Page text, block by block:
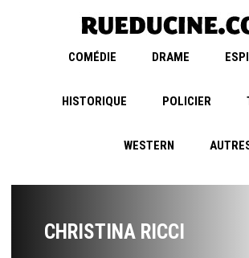
COMÉDIE DRAME
HISTORIQUE POLICIER
WESTERN
CHRISTINA RICCI